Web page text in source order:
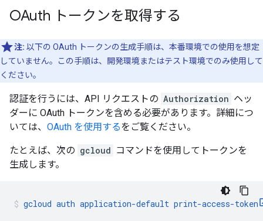
OAuth トークンを取得する
注: 以下の OAuth トークンの生成手順は、本番環境での使用を想定
していません。この手順は、開発環境またはテスト環境でのみ使用して
ください。
認証を行うには、API リクエストの Authorization ヘッ
ダーに OAuth トークンを含める必要があります。詳細につ
いては、 OAuth を使用するをご覧ください。
たとえば、次の gcloud コマンドを使用してトークンを
生成します。
gcloud auth application-default print-access-token